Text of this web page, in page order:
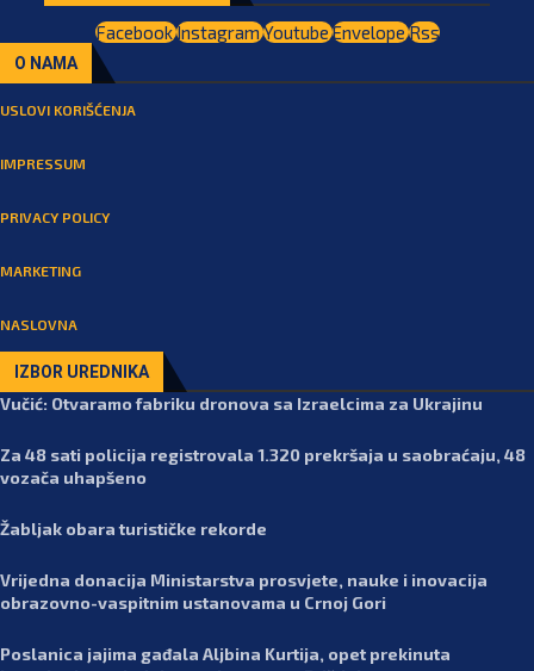
FacebookInstagramYoutubeEnvelopeRss
O NAMA
USLOVI KORIŠĆENJA
IMPRESSUM
PRIVACY POLICY
MARKETING
NASLOVNA
IZBOR UREDNIKA
Vučić: Otvaramo fabriku dronova sa Izraelcima za Ukrajinu
Za 48 sati policija registrovala 1.320 prekršaja u saobraćaju, 48
vozača uhapšeno
Žabljak obara turističke rekorde
Vrijedna donacija Ministarstva prosvjete, nauke i inovacija
obrazovno-vaspitnim ustanovama u Crnoj Gori
Poslanica jajima gađala Aljbina Kurtija, opet prekinuta